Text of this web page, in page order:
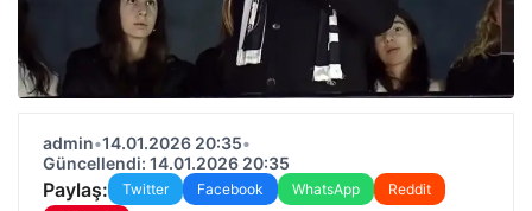
admin•14.01.2026 20:35•
Güncellendi: 14.01.2026 20:35
Paylaş: Twitter Facebook WhatsApp
Reddit